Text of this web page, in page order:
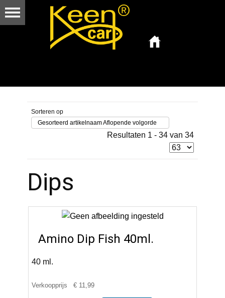
Sorteren op
Gesorteerd artikelnaam Aflopende volgorde
Resultaten 1 - 34 van 34
Dips
Amino Dip Fish 40ml.
40 ml.
Verkoopprijs € 11,99